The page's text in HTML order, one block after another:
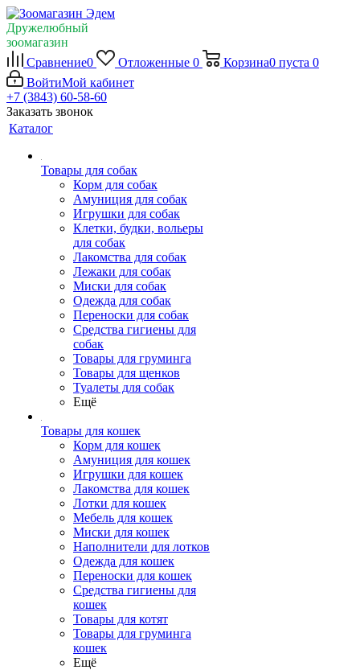
Дружелюбный
зоомагазин
Сравнение0 Отложенные 0 Корзина0 пуста 0
ВойтиМой кабинет
+7 (3843) 60-58-60
Заказать звонок
Каталог
Товары для собак
Корм для собак
Амуниция для собак
Игрушки для собак
Клетки, будки, вольеры
для собак
Лакомства для собак
Лежаки для собак
Миски для собак
Одежда для собак
Переноски для собак
Средства гигиены для
собак
Товары для груминга
Товары для щенков
Туалеты для собак
Ещё
Товары для кошек
Корм для кошек
Амуниция для кошек
Игрушки для кошек
Лакомства для кошек
Лотки для кошек
Мебель для кошек
Миски для кошек
Наполнители для лотков
Одежда для кошек
Переноски для кошек
Средства гигиены для
кошек
Товары для котят
Товары для груминга
кошек
Ещё